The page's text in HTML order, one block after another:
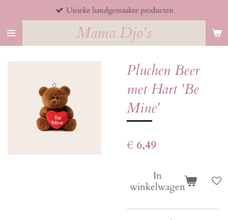
naar
hoofdinhoud
Mama Djo's
Unieke handgemaakte producten
Pluchen Beer
met Hart 'Be
Mine'
€ 6,49
In
winkelwagen